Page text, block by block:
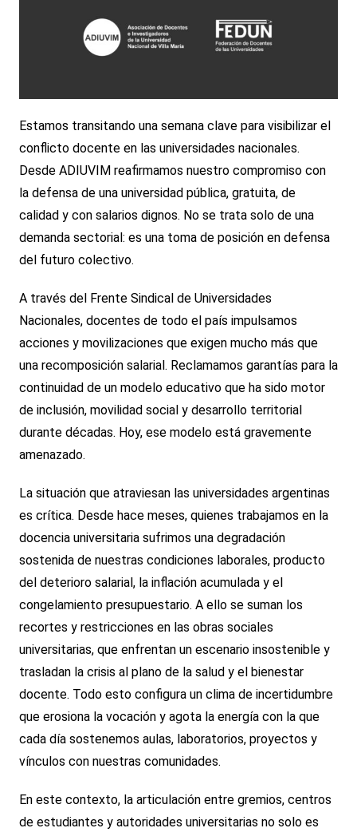
Estamos transitando una semana clave para visibilizar el
conflicto docente en las universidades nacionales.
Desde ADIUVIM reafirmamos nuestro compromiso con
la defensa de una universidad pública, gratuita, de
calidad y con salarios dignos. No se trata solo de una
demanda sectorial: es una toma de posición en defensa
del futuro colectivo.
A través del Frente Sindical de Universidades
Nacionales, docentes de todo el país impulsamos
acciones y movilizaciones que exigen mucho más que
una recomposición salarial. Reclamamos garantías para la
continuidad de un modelo educativo que ha sido motor
de inclusión, movilidad social y desarrollo territorial
durante décadas. Hoy, ese modelo está gravemente
amenazado.
La situación que atraviesan las universidades argentinas
es crítica. Desde hace meses, quienes trabajamos en la
docencia universitaria sufrimos una degradación
sostenida de nuestras condiciones laborales, producto
del deterioro salarial, la inflación acumulada y el
congelamiento presupuestario. A ello se suman los
recortes y restricciones en las obras sociales
universitarias, que enfrentan un escenario insostenible y
trasladan la crisis al plano de la salud y el bienestar
docente. Todo esto configura un clima de incertidumbre
que erosiona la vocación y agota la energía con la que
cada día sostenemos aulas, laboratorios, proyectos y
vínculos con nuestras comunidades.
En este contexto, la articulación entre gremios, centros
de estudiantes y autoridades universitarias no solo es